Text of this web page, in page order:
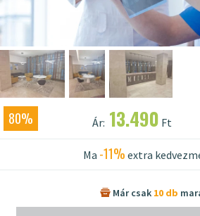
80% Ár: 13.490 Ft
Ma -11% extra
Már csak 10 db